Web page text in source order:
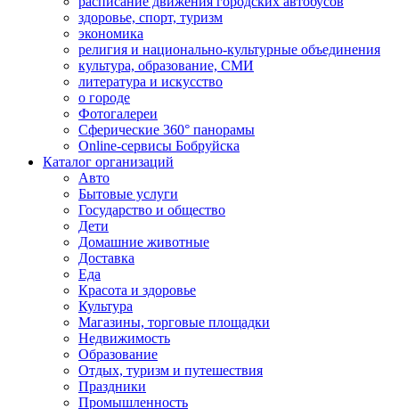
здоровье, спорт, туризм
экономика
религия и национально-культурные объединения
культура, образование, СМИ
литература и искусство
о городе
Фотогалереи
Сферические 360° панорамы
Online-сервисы Бобруйска
Каталог организаций
Авто
Бытовые услуги
Государство и общество
Дети
Домашние животные
Доставка
Еда
Красота и здоровье
Культура
Магазины, торговые площадки
Недвижимость
Образование
Отдых, туризм и путешествия
Праздники
Промышленность